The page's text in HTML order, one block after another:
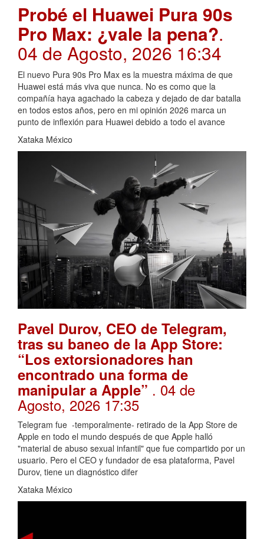
Probé el Huawei Pura 90s
Pro Max: ¿vale la pena?.
04 de Agosto, 2026 16:34
El nuevo Pura 90s Pro Max es la muestra máxima de que
Huawei está más viva que nunca. No es como que la
compañía haya agachado la cabeza y dejado de dar batalla
en todos estos años, pero en mi opinión 2026 marca un
punto de inflexión para Huawei debido a todo el avance
Xataka México
Pavel Durov, CEO de Telegram,
tras su baneo de la App Store:
“Los extorsionadores han
encontrado una forma de
manipular a Apple” . 04 de
Agosto, 2026 17:35
Telegram fue -temporalmente- retirado de la App Store de
Apple en todo el mundo después de que Apple halló
"material de abuso sexual infantil" que fue compartido por un
usuario. Pero el CEO y fundador de esa plataforma, Pavel
Durov, tiene un diagnóstico difer
Xataka México